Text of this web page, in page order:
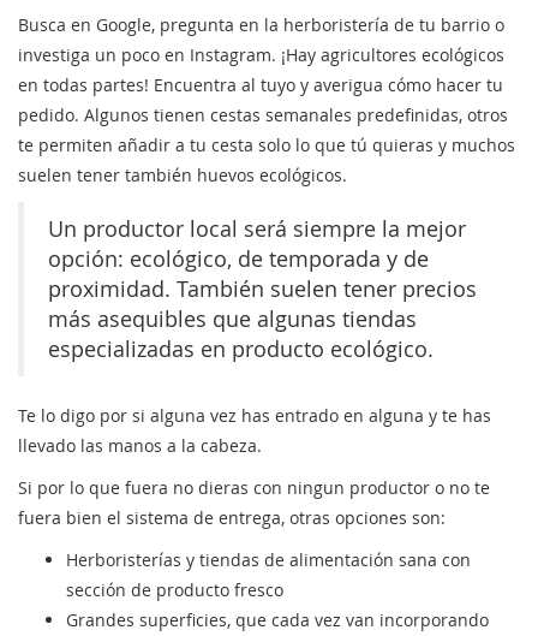
Busca en Google, pregunta en la herboristería de tu barrio o
investiga un poco en Instagram. ¡Hay agricultores ecológicos
en todas partes! Encuentra al tuyo y averigua cómo hacer tu
pedido. Algunos tienen cestas semanales predefinidas, otros
te permiten añadir a tu cesta solo lo que tú quieras y muchos
suelen tener también huevos ecológicos.
Un productor local será siempre la mejor
opción: ecológico, de temporada y de
proximidad. También suelen tener precios
más asequibles que algunas tiendas
especializadas en producto ecológico.
Te lo digo por si alguna vez has entrado en alguna y te has
llevado las manos a la cabeza.
Si por lo que fuera no dieras con ningun productor o no te
fuera bien el sistema de entrega, otras opciones son:
Herboristerías y tiendas de alimentación sana con
sección de producto fresco
Grandes superficies, que cada vez van incorporando